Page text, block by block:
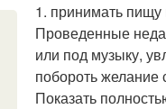
1. принимать
Проведенные
или под музыку,
побороть желание
Показать